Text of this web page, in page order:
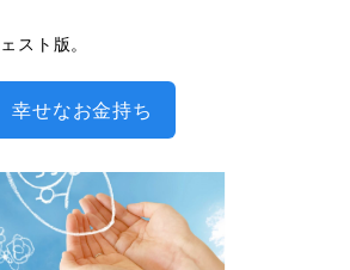
スト版。
幸せなお金持ち